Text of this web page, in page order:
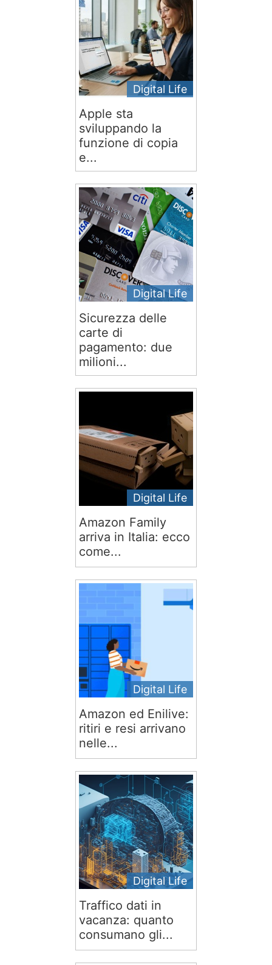
Digital Life
Apple sta
sviluppando la
funzione di copia
e...
Digital Life
Sicurezza delle
carte di
pagamento: due
milioni...
Digital Life
Amazon Family
arriva in Italia: ecco
come...
Digital Life
Amazon ed Enilive:
ritiri e resi arrivano
nelle...
Digital Life
Traffico dati in
vacanza: quanto
consumano gli...